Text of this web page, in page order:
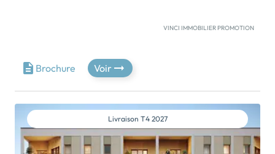
VINCI IMMOBILIER PROMOTION
immobilier à Caluire-et-Cuire et plongez dans
l'atmosphère unique de notre résidence « Le Calisté
».Découvrez des vues dégagées, créant une
ambiance paisible et un spectacle grandiose pour les
derniers étages, avec des panoramas étendus
jusqu'au Mont Blanc ou les Monts d'Or.Prenez […] Voir
le programme immobilier neuf >>
Brochure Voir
Livraison T4 2027